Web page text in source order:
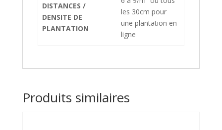
DISTANCES /
DENSITE DE
PLANTATION
les 30cm pour
une plantation en
ligne
Produits similaires